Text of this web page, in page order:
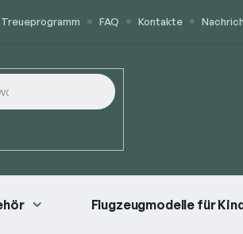
Treueprogramm FAQ Kontakte
Flugzeugmodelle für